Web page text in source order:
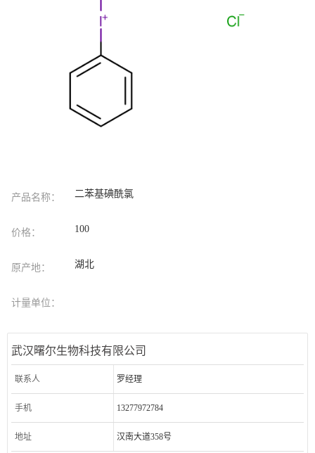
产品名称： 二苯基碘酰氯
价格： 100
原产地： 湖北
计量单位：
武汉曙尔生物科技有限公司
联系人 罗经理
手机 13277972784
地址 汉南大道358号